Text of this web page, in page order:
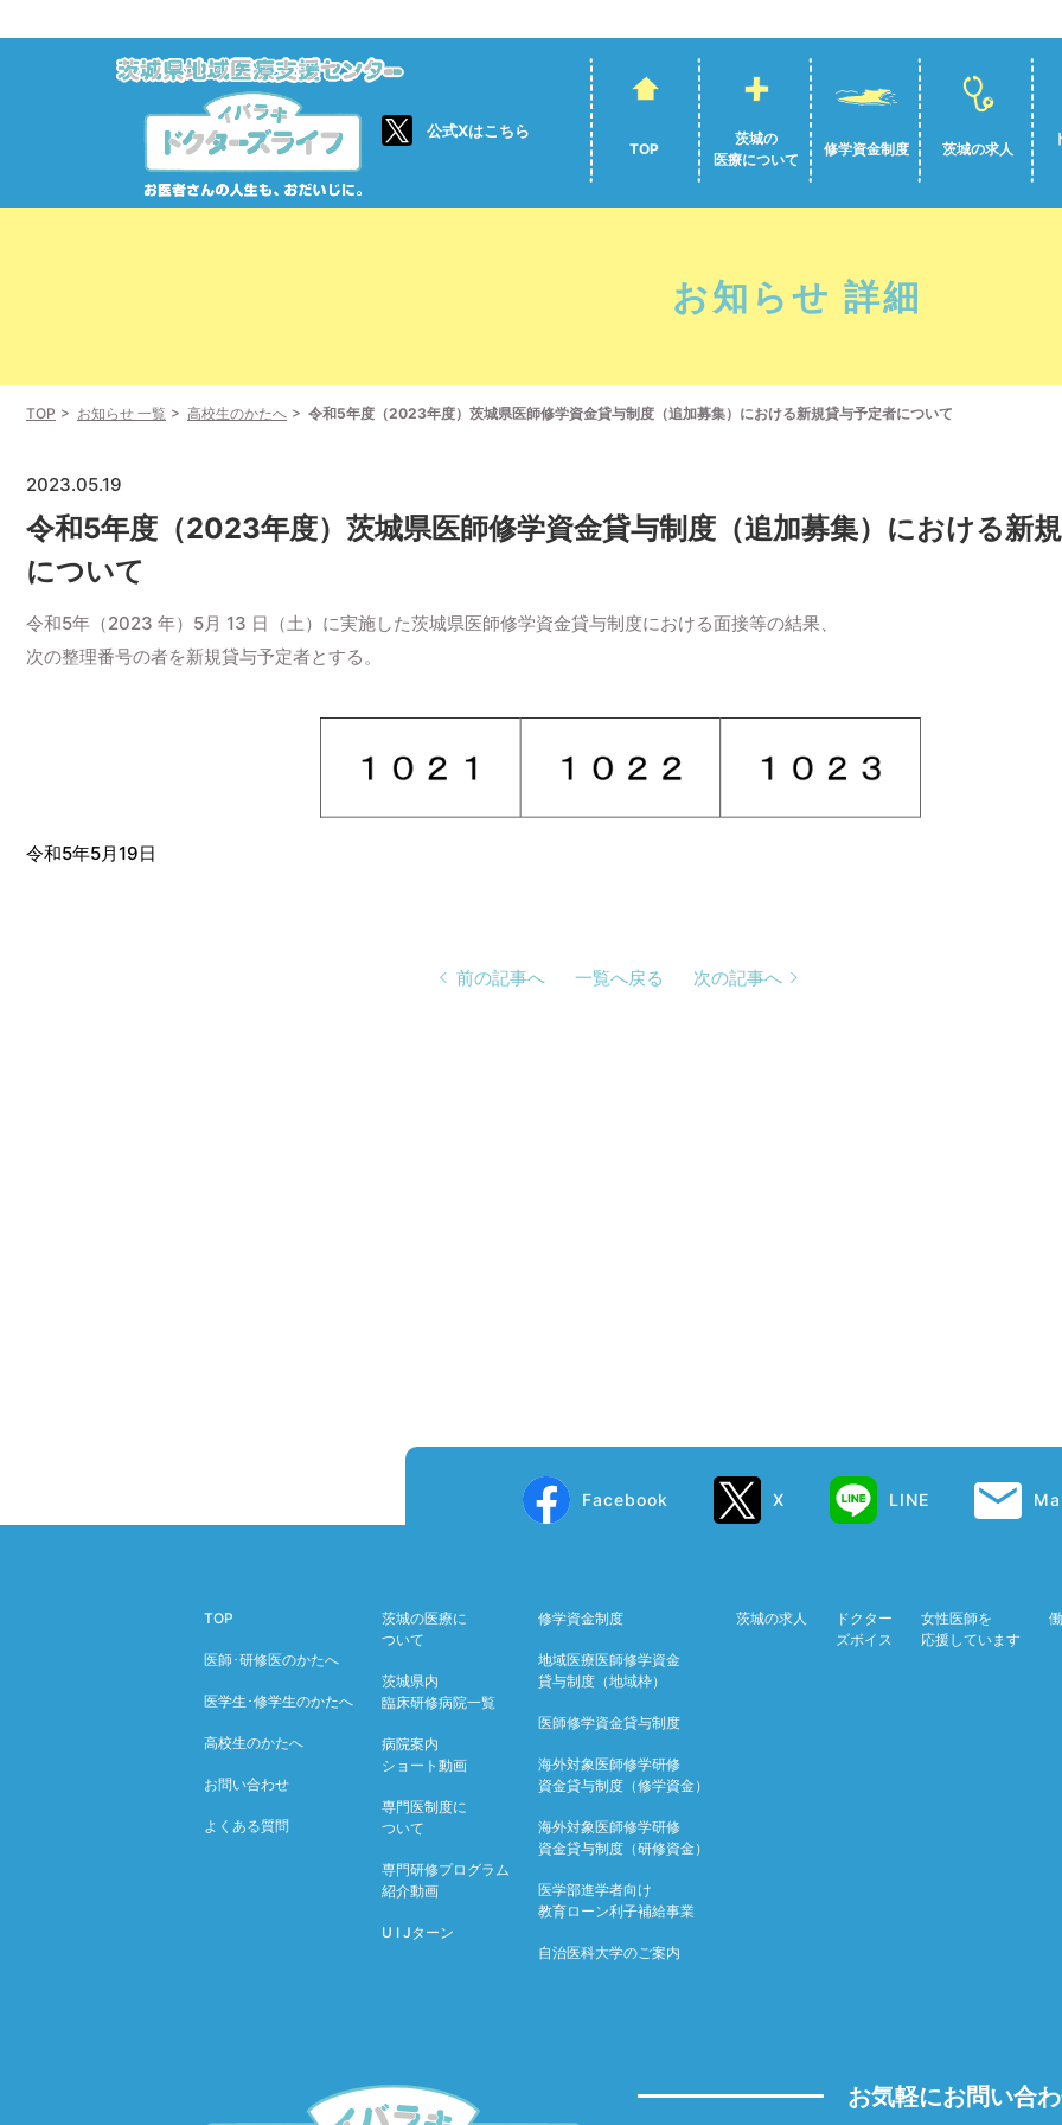
公式Xはこちら
TOP
茨城の
医療について
修学資金制度 茨城の求人
お知らせ 詳細
TOP お知らせ 一覧 高校生のかたへ 令和5年度（2023年度）茨城県医師修学資金貸与制度（追加募集）における新規貸与予定者について
2023.05.19
令和5年度（2023年度）茨城県医師修学資金貸与制度（追加募集）における新
について
令和5年（2023 年）5月 13 日（土）に実施した茨城県医師修学資金貸与制度における面接等の結果、
次の整理番号の者を新規貸与予定者とする。
令和5年5月19日
前の記事へ 一覧へ戻る 次の記事へ
Facebook X LINE
TOP
医師･研修医のかたへ
医学生･修学生のかたへ
高校生のかたへ
お問い合わせ
よくある質問
茨城の医療に
ついて
茨城県内
臨床研修病院一覧
病院案内
ショート動画
専門医制度に
ついて
専門研修プログラム
紹介動画
U I Jターン
修学資金制度
地域医療医師修学資金
貸与制度（地域枠）
医師修学資金貸与制度
海外対象医師修学研修
資金貸与制度（修学資金）
海外対象医師修学研修
資金貸与制度（研修資金）
医学部進学者向け
教育ローン利子補給事業
自治医科大学のご案内
茨城の求人
ドクター
ズボイス
女性医師を
応援しています
お気軽にお問い合